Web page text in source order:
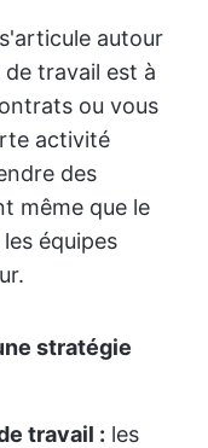
autour
travail est à
ou vous
activité
des
même que le
équipes
stratégie
travail : les